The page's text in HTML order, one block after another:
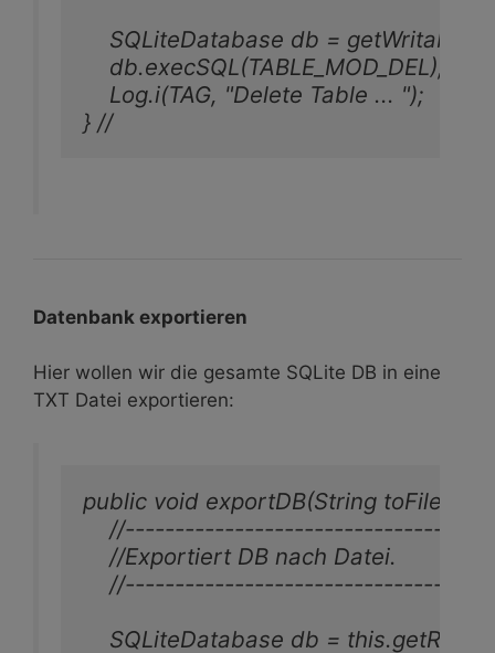
SQLiteDatabase db =
    db.execSQL(TABLE_MOD_DEL);
    Log.i(TAG, "Delete Table ... ");
} //
Datenbank exportieren
Hier wollen wir die gesamte SQLite DB in eine
TXT Datei exportieren:
public void exportDB(String toFile) {
    //Exportiert DB nach Datei.
SQLiteDatabase db =